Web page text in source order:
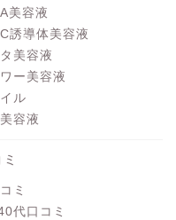
美容液
誘導体美容液
美容液
ー美容液
ル
容液
ミ
代口コミ